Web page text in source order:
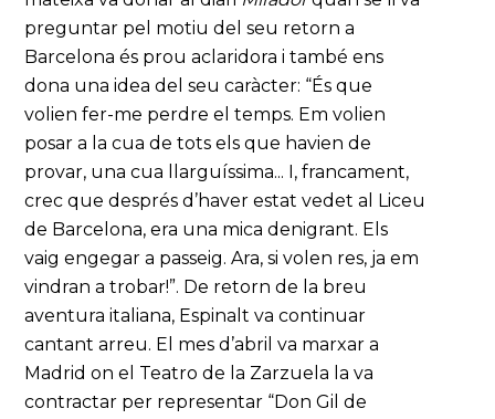
preguntar pel motiu del seu retorn a
Barcelona és prou aclaridora i també ens
dona una idea del seu caràcter: “És que
volien fer-me perdre el temps. Em volien
posar a la cua de tots els que havien de
provar, una cua llarguíssima... I, francament,
crec que després d’haver estat vedet al Liceu
de Barcelona, era una mica denigrant. Els
vaig engegar a passeig. Ara, si volen res, ja em
vindran a trobar!”. De retorn de la breu
aventura italiana, Espinalt va continuar
cantant arreu. El mes d’abril va marxar a
Madrid on el Teatro de la Zarzuela la va
contractar per representar “Don Gil de